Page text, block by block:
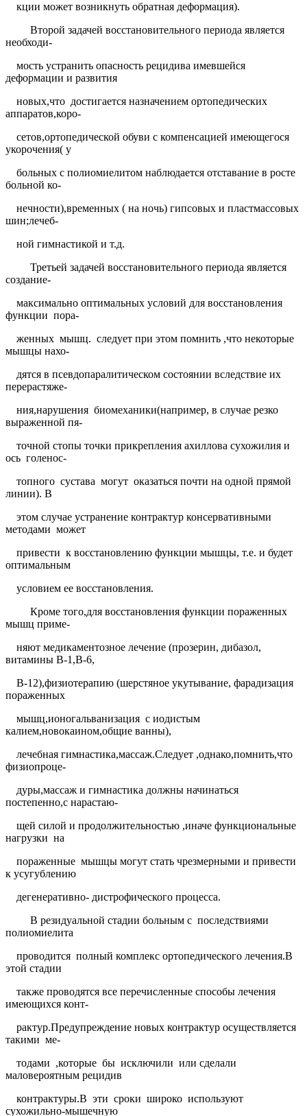
кции может возникнуть обратная деформация).
Второй задачей восстановительного периода является
необходи-
мость устранить опасность рецидива имевшейся
деформации и развития
новых,что достигается назначением ортопедических
аппаратов,коро-
сетов,ортопедической обуви с компенсацией имеющегося
укорочения( у
больных с полиомиелитом наблюдается отставание в росте
больной ко-
нечности),временных ( на ночь) гипсовых и пластмассовых
шин;лечеб-
ной гимнастикой и т.д.
Третьей задачей восстановительного периода является
создание-
максимально оптимальных условий для восстановления
функции пора-
женных мышц. следует при этом помнить ,что некоторые
мышцы нахо-
дятся в псевдопаралитическом состоянии вследствие их
перерастяже-
ния,нарушения биомеханики(например, в случае резко
выраженной пя-
точной стопы точки прикрепления ахиллова сухожилия и
ось голенос-
топного сустава могут оказаться почти на одной прямой
линии). В
этом случае устранение контрактур консервативными
методами может
привести к восстановлению функции мышцы, т.е. и будет
оптимальным
условием ее восстановления.
Кроме того,для восстановления функции пораженных
мышц приме-
няют медикаментозное лечение (прозерин, дибазол,
витамины В-1,В-6,
В-12),физиотерапию (шерстяное укутывание, фарадизация
пораженных
мышц,ионогальванизация с иодистым
калием,новокаином,общие ванны),
лечебная гимнастика,массаж.Следует ,однако,помнить,что
физиопроце-
дуры,массаж и гимнастика должны начинаться
постепенно,с нарастаю-
щей силой и продолжительностью ,иначе функциональные
нагрузки на
пораженные мышцы могут стать чрезмерными и привести
к усугублению
дегенеративно- дистрофического процесса.
В резидуальной стадии больным с последствиями
полиомиелита
проводится полный комплекс ортопедического лечения.В
этой стадии
также проводятся все перечисленные способы лечения
имеющихся конт-
рактур.Предупреждение новых контрактур осуществляется
такими ме-
тодами ,которые бы исключили или сделали
маловероятным рецидив
контрактуры.В эти сроки широко используют
сухожильно-мышечную